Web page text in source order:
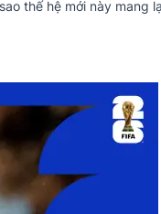
thế hệ mới này mang